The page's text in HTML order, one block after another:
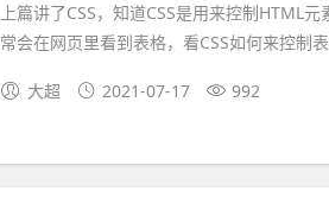
上篇讲了CSS，知道CSS是用来控制HTML
常会在网页里看到表格，看CSS如何来控制
大超 2021-07-17 992